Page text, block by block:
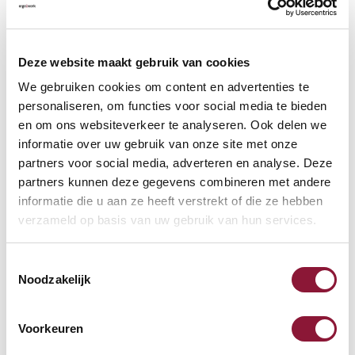
Deze website maakt gebruik van cookies
We gebruiken cookies om content en advertenties te
personaliseren, om functies voor social media te bieden
en om ons websiteverkeer te analyseren. Ook delen we
informatie over uw gebruik van onze site met onze
partners voor social media, adverteren en analyse. Deze
partners kunnen deze gegevens combineren met andere
informatie die u aan ze heeft verstrekt of die ze hebben
verzameld op basis van uw gebruik van hun services.
Noodzakelijk
Voorkeuren
Warum sind BakkerElkhuizen-Tastaturen eine
Eine gute Tastatur ist entscheidend für eine gesunde
Arbeitshaltung. Die Tastaturen von BakkerElkhuizen
sind speziell entwickelt, um die Belastung deiner
Gelenke zu reduzieren und RSI-Beschwerden
vorzubeugen. Durch das kompakte Design bleibt die
Maus näher am Körper, sodass du dich weniger
strecken musst und deine Schultern entlastet werden.
Verhindert RSI und Handgelenksbeschwerden –
Schultern
Für jeden Arbeitsplatz geeignet – kombinierbar mit
anderem ergonomischen Zubehör